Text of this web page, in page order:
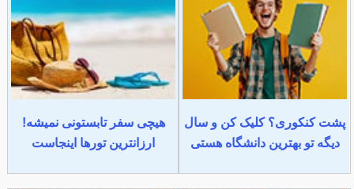
پشت کنکوری؟ کلیک کن و سال
دیگه تو بهترین دانشگاه هستی
هیچی سفر تابستونی نمیشه!
ارزانترین تورها اینجاست